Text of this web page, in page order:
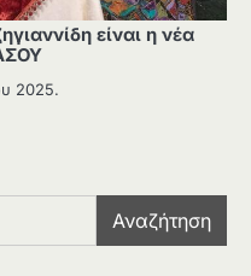
είναι η νέα
2025.
Αναζήτηση